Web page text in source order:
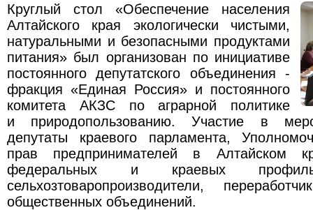
Круглый стол «Обеспечение населения
Алтайского края экологически чистыми,
натуральными и безопасными продуктами
питания» был организован по инициативе
постоянного депутатского объединения -
фракция «Единая Россия» и постоянного
комитета АКЗС по аграрной политике
и природопользованию. Участие в
депутаты краевого парламента,
прав предпринимателей в Алтайском
федеральных и краевых
сельхозтоваропроизводители,
общественных объединений.